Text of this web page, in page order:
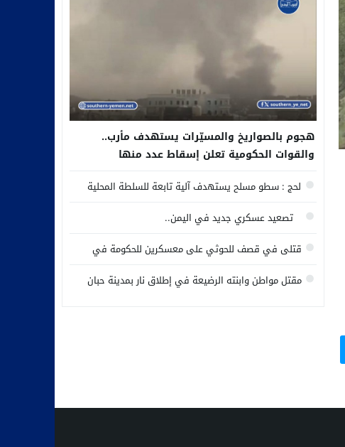
هجوم بالصواريخ والمسيّرات يستهدف مأرب..
والقوات الحكومية تعلن إسقاط عدد منها
لحج : سطو مسلح يستهدف آلية تابعة للسلطة المحلية
تصعيد عسكري جديد في اليمن..
قتلى في قصف للحوثي على معسكرين للحكومة في
مقتل مواطن وابنته الرضيعة في إطلاق نار بمدينة حبان